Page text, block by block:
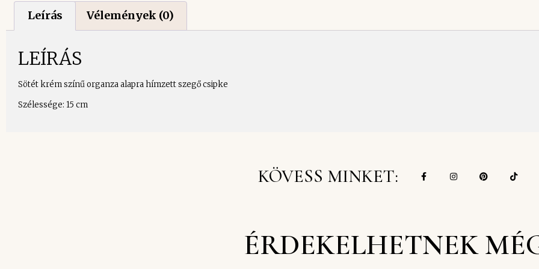
Leírás Vélemények (0)
LEÍRÁS
Sötét krém színű organza alapra hímzett szegő csipke
Szélessége: 15 cm
KÖVESS MINKET:
ÉRDEKELHETNEK